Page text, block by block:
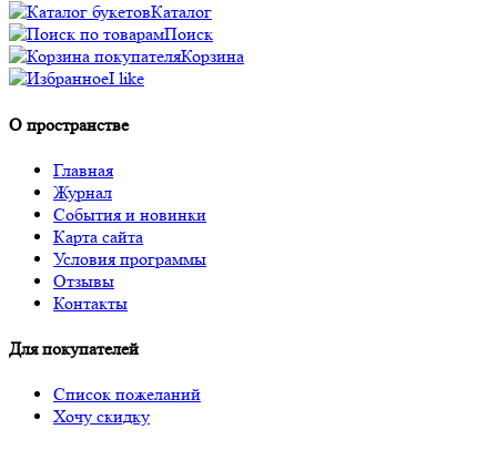
Каталог
Поиск
Корзина
I like
О пространстве
Главная
Журнал
События и новинки
Карта сайта
Условия программы
Отзывы
Контакты
Для покупателей
Список пожеланий
Хочу скидку